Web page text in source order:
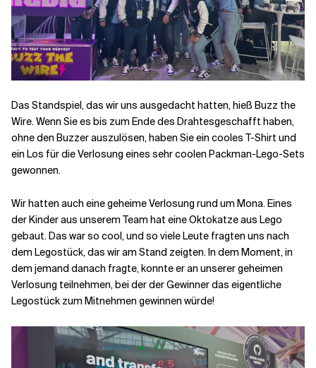
Verwandte Themen
Das Standspiel, das wir uns ausgedacht hatten, hieß Buzz the
Wire. Wenn Sie es bis zum Ende des Drahtesgeschafft haben,
ohne den Buzzer auszulösen, haben Sie ein cooles T-Shirt und
ein Los für die Verlosung eines sehr coolen Packman-Lego-Sets
gewonnen.
Wir hatten auch eine geheime Verlosung rund um Mona. Eines
der Kinder aus unserem Team hat eine Oktokatze aus Lego
gebaut. Das war so cool, und so viele Leute fragten uns nach
dem Legostück, das wir am Stand zeigten. In dem Moment, in
dem jemand danach fragte, konnte er an unserer geheimen
Verlosung teilnehmen, bei der der Gewinner das eigentliche
Legostück zum Mitnehmen gewinnen würde!